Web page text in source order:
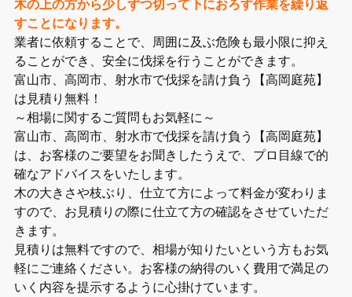
木の上の方から少しずつ切って下におろす作業を繰り返
すことになります。
業者に依頼することで、周囲に及ぶ危険も最小限に抑え
ることができ、安全に伐採を行うことができます。
富山市、高岡市、射水市で伐採を請け負う【高岡庭苑】
は見積り無料！
～相場に関するご質問もお気軽に～
富山市、高岡市、射水市で伐採を請け負う【高岡庭苑】
は、お客様のご要望をお聞きしたうえで、プロ目線で的
確なアドバイスをいたします。
木の大きさや枝ぶり、仕立て方によって料金が変わりま
すので、お見積りの際に仕立て方の確認をさせていただ
きます。
見積りは無料ですので、相場が知りたいという方もお気
軽にご連絡ください。お客様の納得のいく費用で満足の
いく内容を提示するように心掛けています。